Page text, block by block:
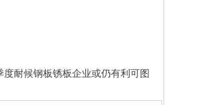
度耐候钢板锈板企业或仍有利可图